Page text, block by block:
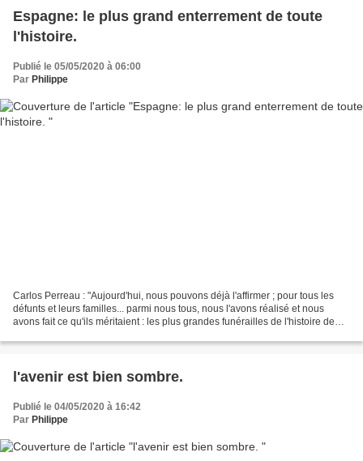
Espagne: le plus grand enterrement de toute
l'histoire.
Publié le 05/05/2020 à 06:00
Par Philippe
Carlos Perreau : "Aujourd'hui, nous pouvons déjà l'affirmer ; pour tous les
défunts et leurs familles... parmi nous tous, nous l'avons réalisé et nous
avons fait ce qu'ils méritaient : les plus grandes funérailles de l'histoire de
l'avenir est bien sombre.
Publié le 04/05/2020 à 16:42
Par Philippe